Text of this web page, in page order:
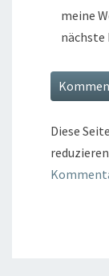
meine
nächste
Diese